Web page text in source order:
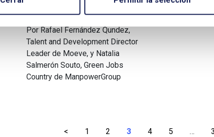
Por Rafael Fernández Qundez,
Talent and Development Director
Leader de Moeve, y Natalia
Salmerón Souto, Green Jobs
Country de ManpowerGroup
< 1 2 3 4 5 …